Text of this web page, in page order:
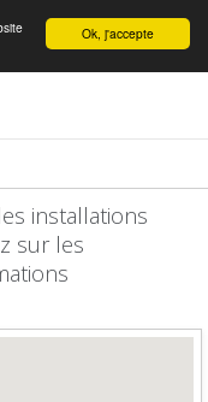
English Ok, j'accepte
installations
sur les